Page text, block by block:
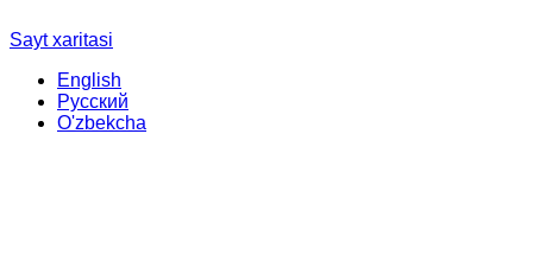
Sayt xaritasi
English
Русский
O'zbekcha